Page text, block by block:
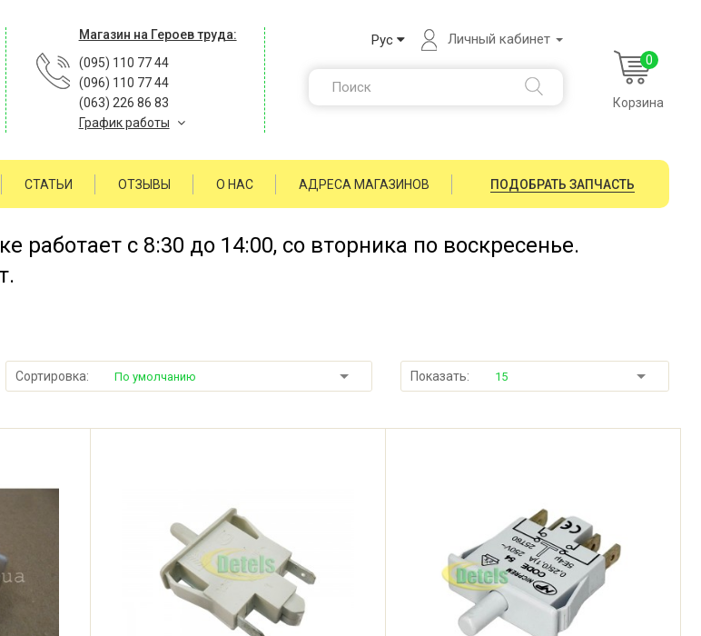
Магазин на Героев труда:
(095) 110 77 44
(096) 110 77 44
(063) 226 86 83
График работы
Рус Личный кабинет
0
Корзина
СТАТЬИ ОТЗЫВЫ О НАС АДРЕСА МАГАЗИНОВ ПОДОБРАТЬ ЗАПЧАСТЬ
работает с 8:30 до 14:00, со вторника по воскресенье.
Сортировка: По умолчанию Показать: 15